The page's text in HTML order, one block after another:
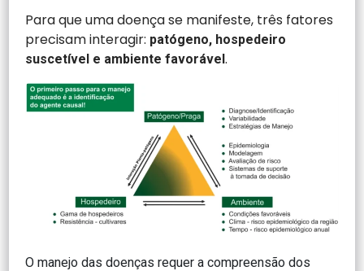
Para que uma doença se manifeste, três fatores
precisam interagir: patógeno, hospedeiro
suscetível e ambiente favorável.
O manejo das doenças requer a compreensão dos